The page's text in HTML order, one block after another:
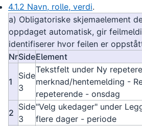
4.1.2 Navn, rolle, verdi.
a) Obligatoriske skjemaelement
oppdaget automatisk, gir
identifiserer hvor feilen er
NrSideElement
1
Side
3
Tekstfelt under Ny
merknad/hentemelding -
repeterende - onsdag
2
Side
3
"Velg ukedager" under
flere dager - periode